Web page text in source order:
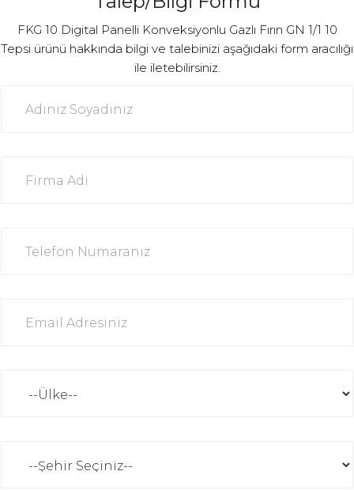
FKG 10 Digital Panelli Konveksiyonlu Gazlı Fırın GN 1/1 10
Tepsi ürünü hakkında bilgi ve talebinizi aşağıdaki form aracılığı
ile iletebilirsiniz.